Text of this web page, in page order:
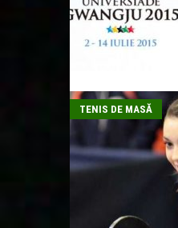
TENIS DE MASĂ